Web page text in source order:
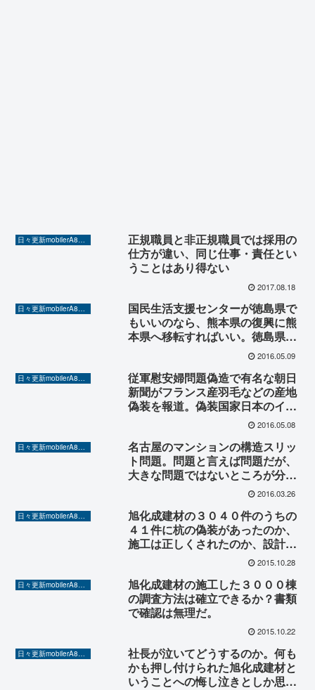
日々更新mobilerA8（Yahoo!ニュースを毎日ウォッチ）
正規職員と非正規職員では採用の
仕方が違い、同じ仕事・責任とい
うことはあり得ない
2017.08.18
日々更新mobilerA8（Yahoo!ニュースを毎日ウォッチ）
国民生活支援センターが徳島県で
もいいのなら、熊本県の復興に熊
本県へ移転すればいい。徳島県で
の実験はほぼ済んだ。本格実施は
熊本県を拠点とするのが望まし
い。
2016.05.09
従軍慰安婦問題偽造で有名な朝日
新聞がフランス産羽毛などの産地
偽装を報道。偽装国家日本のイメ
ージは定着してしまった感があ
る。三菱自動車まで偽装する国と
なってしまった日本。
2016.05.08
名古屋のマンションの構造スリッ
ト問題。問題と言えば問題だが、
大きな問題ではないところが分か
2016.03.26
旭化成建材の３０４０件のうちの
４１件に杭の偽装があったのか、
施工は正しくされたのか、設計の
2015.10.28
旭化成建材の施工した３０００棟
の調査方法は確立できるか？書類
で確認は無理だ。
2015.10.22
社長が泣いてどうするのか。何も
かも押し付けられた旭化成建材と
いうことへの悔し泣きとしか思え